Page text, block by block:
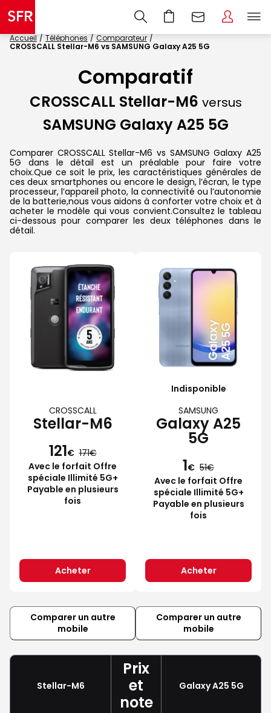
Accueil Téléphones
Comparateur
CROSSCALL Stellar-M6 vs SAMSUNG Galaxy A25 5G
Comparatif
CROSSCALL Stellar-M6 versus
SAMSUNG Galaxy A25 5G
Comparer CROSSCALL Stellar-M6 vs SAMSUNG Galaxy A25
5G dans le détail est un préalable pour faire votre
choix.Que ce soit le prix, les caractéristiques générales de
ces deux smartphones ou encore le design, l’écran, le type
processeur, l’appareil photo, la connectivité ou l’autonomie
de la batterie,nous vous aidons à conforter votre choix et à
acheter le modèle qui vous convient.Consultez le tableau
ci-dessous pour comparer les deux téléphones dans le
détail.
CROSSCALL
Stellar-M6
121€ 171
Avec le forfait Offre
spéciale Illimité 5G+
Payable en plusieurs
fois
Acheter
Indisponible
SAMSUNG
Galaxy A25
5G
1€ 51
Avec le forfait Offre
spéciale Illimité 5G+
Payable en plusieurs
fois
Acheter
Comparer un autre
mobile
Comparer un autre
mobile
Stellar-M6
Prix
et
note
Galaxy A25 5G